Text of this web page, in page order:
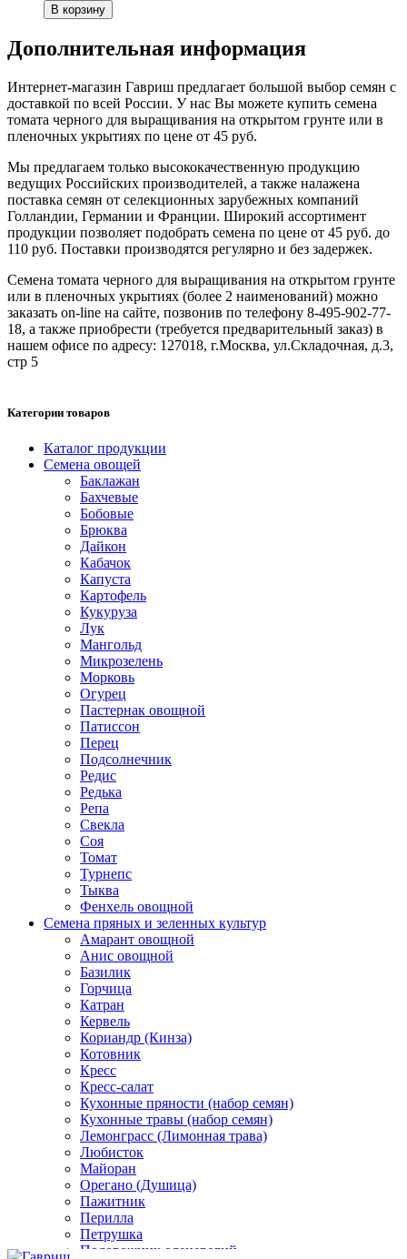
Дополнительная информация
Интернет-магазин Гавриш предлагает большой выбор семян с
доставкой по всей России. У нас Вы можете купить семена
томата черного для выращивания на открытом грунте или в
пленочных укрытиях по цене от 45 руб.
Мы предлагаем только высококачественную продукцию
ведущих Российских производителей, а также налажена
поставка семян от селекционных зарубежных компаний
Голландии, Германии и Франции. Широкий ассортимент
продукции позволяет подобрать семена по цене от 45 руб. до
110 руб. Поставки производятся регулярно и без задержек.
Семена томата черного для выращивания на открытом грунте
или в пленочных укрытиях (более 2 наименований) можно
заказать on-line на сайте, позвонив по телефону 8-495-902-77-
18, а также приобрести (требуется предварительный заказ) в
нашем офисе по адресу: 127018, г.Москва, ул.Складочная, д.3,
стр 5
Категории товаров
Каталог продукции
Семена овощей
Баклажан
Бахчевые
Бобовые
Брюква
Дайкон
Кабачок
Капуста
Картофель
Кукуруза
Лук
Мангольд
Микрозелень
Морковь
Огурец
Пастернак овощной
Патиссон
Перец
Подсолнечник
Редис
Редька
Репа
Свекла
Соя
Томат
Турнепс
Тыква
Фенхель овощной
Семена пряных и зеленных культур
Амарант овощной
Анис овощной
Базилик
Горчица
Катран
Кервель
Кориандр (Кинза)
Котовник
Кресс
Кресс-салат
Кухонные пряности (набор семян)
Кухонные травы (набор семян)
Лемонграсс (Лимонная трава)
Любисток
Майоран
Орегано (Душица)
Пажитник
Перилла
Петрушка
Подорожник оленерогий